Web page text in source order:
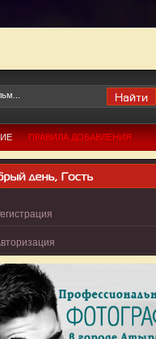
ПРАВИЛА ДОБАВЛЕНИЯ